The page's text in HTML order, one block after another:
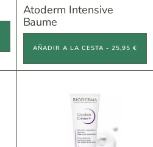
Atoderm Intensive
Baume
AÑADIR A LA CESTA - 25,95 €